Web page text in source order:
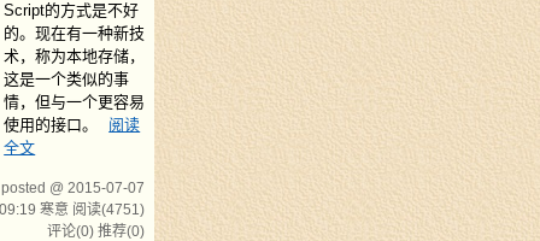
Script的方式是不好
的。现在有一种新技
术，称为本地存储，
这是一个类似的事
情，但与一个更容易
使用的接口。
阅读
全文
posted @ 2015-07-07
寒意 阅读(4751)
评论(0) 推荐(0)